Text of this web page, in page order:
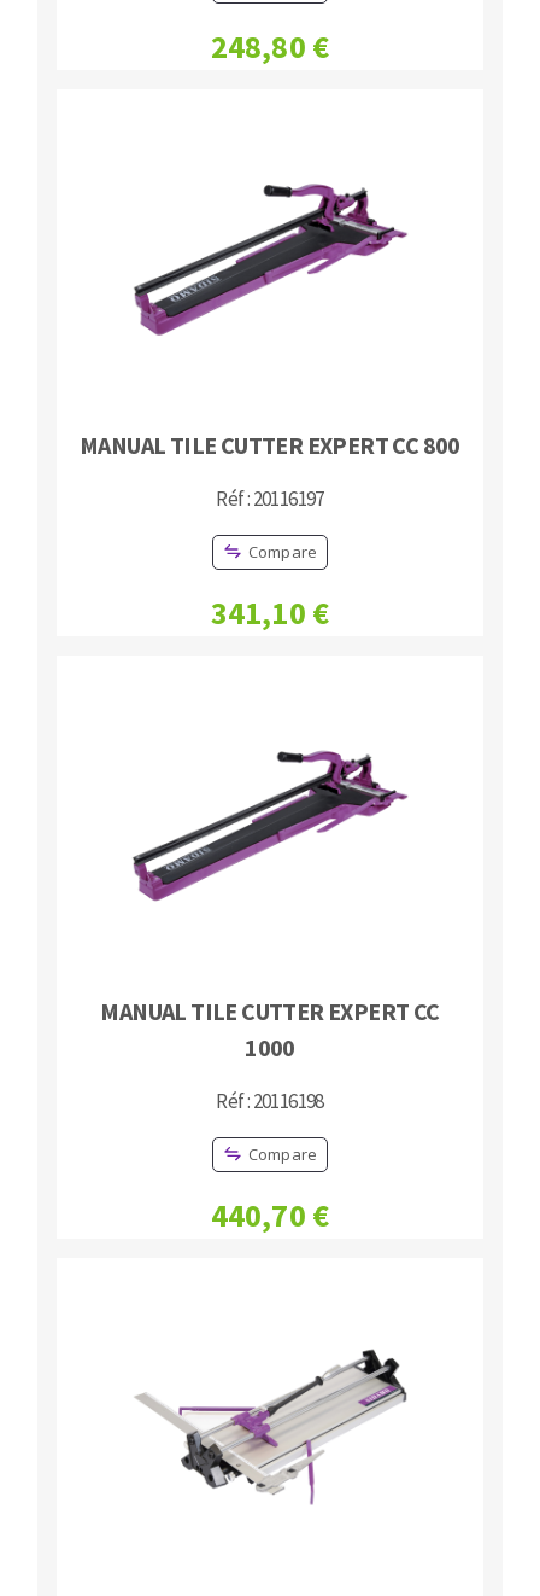
248,80 €
MANUAL TILE CUTTER EXPERT CC 800
Réf : 20116197
Compare
341,10 €
MANUAL TILE CUTTER EXPERT CC
1000
Réf : 20116198
Compare
440,70 €